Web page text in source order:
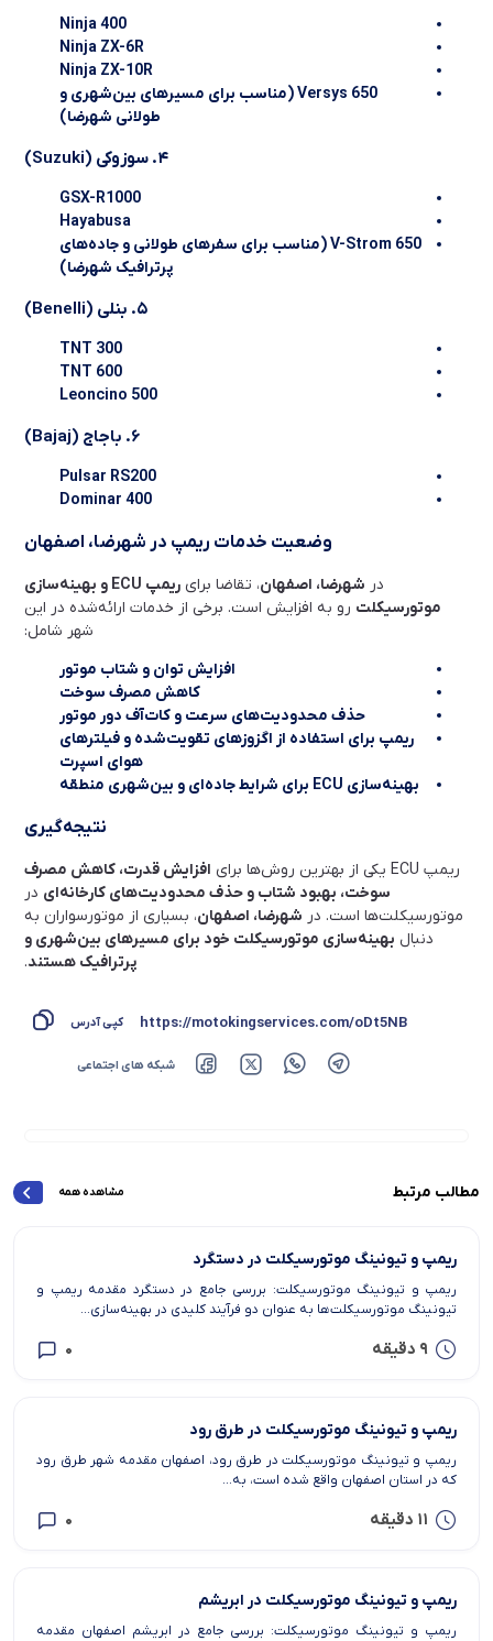
Ninja 400
Ninja ZX-6R
Ninja ZX-10R
Versys 650 (مناسب برای مسیرهای بین‌شهری و
طولانی شهرضا)
۴. سوزوکی (Suzuki)
GSX-R1000
Hayabusa
V-Strom 650 (مناسب برای سفرهای طولانی و جاده‌های
پرترافیک شهرضا)
۵. بنلی (Benelli)
TNT 300
TNT 600
Leoncino 500
۶. باجاج (Bajaj)
Pulsar RS200
Dominar 400
وضعیت خدمات ریمپ در شهرضا، اصفهان
در شهرضا، اصفهان، تقاضا برای
ریمپ ECU و بهینه‌سازی
موتورسیکلت رو به افزایش است. برخی از خدمات ارائه‌شده در این
شهر شامل:
افزایش توان و شتاب موتور
کاهش مصرف سوخت
حذف محدودیت‌های سرعت و کات‌آف دور موتور
ریمپ برای استفاده از اگزوزهای تقویت‌شده و فیلترهای
هوای اسپرت
بهینه‌سازی ECU برای شرایط جاده‌ای و بین‌شهری منطقه
نتیجه‌گیری
ریمپ ECU یکی از بهترین روش‌ها برای
افزایش قدرت، کاهش مصرف
سوخت، بهبود شتاب و حذف محدودیت‌های کارخانه‌ای در
موتورسیکلت‌ها است. در شهرضا، اصفهان، بسیاری از موتورسواران به
دنبال بهینه‌سازی موتورسیکلت خود برای مسیرهای بین‌شهری و
پرترافیک هستند.
https://motokingservices.com/oDt5NB کپی آدرس
شبکه های اجتماعی
مطالب مرتبط مشاهده همه
ریمپ و تیونینگ موتورسیکلت در دستگرد
ریمپ و تیونینگ موتورسیکلت: بررسی جامع در دستگرد مقدمه ریمپ و
تیونینگ موتورسیکلت‌ها به عنوان دو فرآیند کلیدی در بهینه‌سازی...
9 دقیقه 0
ریمپ و تیونینگ موتورسیکلت در طرق رود
ریمپ و تیونینگ موتورسیکلت در طرق رود، اصفهان مقدمه شهر طرق رود
که در استان اصفهان واقع شده است، به...
11 دقیقه 0
ریمپ و تیونینگ موتورسیکلت در ابریشم
ریمپ و تیونینگ موتورسیکلت: بررسی جامع در ابریشم اصفهان مقدمه